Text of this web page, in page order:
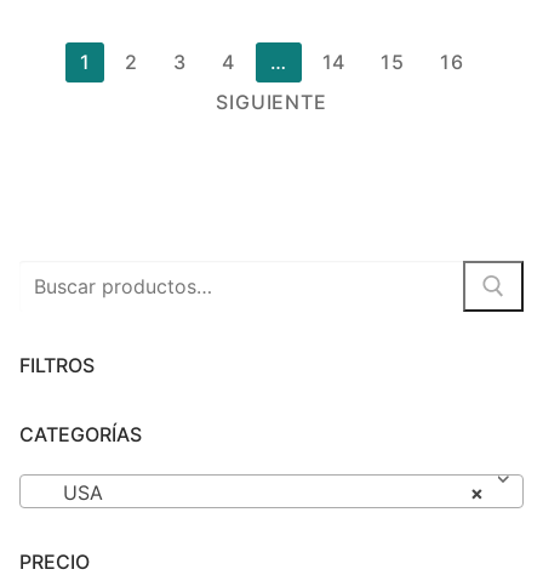
Paginación
1 2 3 4 … 14 15
16
SIGUIENTE
Buscar
FILTROS
CATEGORÍAS
×
USA
PRECIO